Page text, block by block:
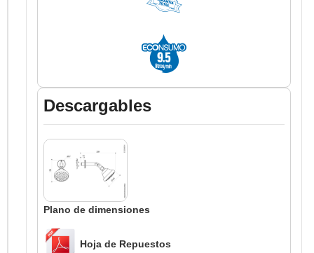
Descargables
Plano de dimensiones
Hoja de Repuestos